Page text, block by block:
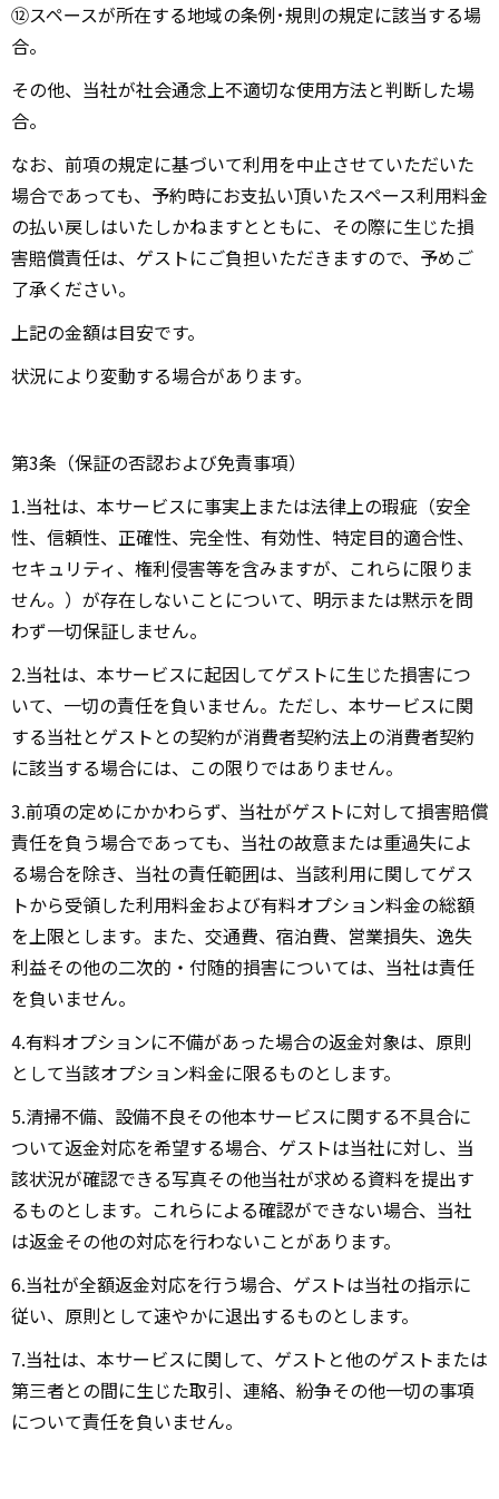
⑫スペースが所在する地域の条例･規則の規定に該当する場
合。
その他、当社が社会通念上不適切な使⽤⽅法と判断した場
合。
なお、前項の規定に基づいて利⽤を中⽌させていただいた
場合であっても、予約時にお⽀払い頂いたスペース利⽤料⾦
の払い戻しはいたしかねますとともに、その際に⽣じた損
害賠償責任は、ゲストにご負担いただきますので、予めご
了承ください。
上記の金額は目安です。
状況により変動する場合があります。
第3条（保証の否認および免責事項）
1.当社は、本サービスに事実上または法律上の瑕疵（安全
性、信頼性、正確性、完全性、有効性、特定目的適合性、
セキュリティ、権利侵害等を含みますが、これらに限りま
せん。）が存在しないことについて、明示または黙示を問
わず一切保証しません。
2.当社は、本サービスに起因してゲストに生じた損害につ
いて、一切の責任を負いません。ただし、本サービスに関
する当社とゲストとの契約が消費者契約法上の消費者契約
に該当する場合には、この限りではありません。
3.前項の定めにかかわらず、当社がゲストに対して損害賠償
責任を負う場合であっても、当社の故意または重過失によ
る場合を除き、当社の責任範囲は、当該利用に関してゲス
トから受領した利用料金および有料オプション料金の総額
を上限とします。また、交通費、宿泊費、営業損失、逸失
利益その他の二次的・付随的損害については、当社は責任
を負いません。
4.有料オプションに不備があった場合の返金対象は、原則
として当該オプション料金に限るものとします。
5.清掃不備、設備不良その他本サービスに関する不具合に
ついて返金対応を希望する場合、ゲストは当社に対し、当
該状況が確認できる写真その他当社が求める資料を提出す
るものとします。これらによる確認ができない場合、当社
は返金その他の対応を行わないことがあります。
6.当社が全額返金対応を行う場合、ゲストは当社の指示に
従い、原則として速やかに退出するものとします。
7.当社は、本サービスに関して、ゲストと他のゲストまたは
第三者との間に生じた取引、連絡、紛争その他一切の事項
について責任を負いません。